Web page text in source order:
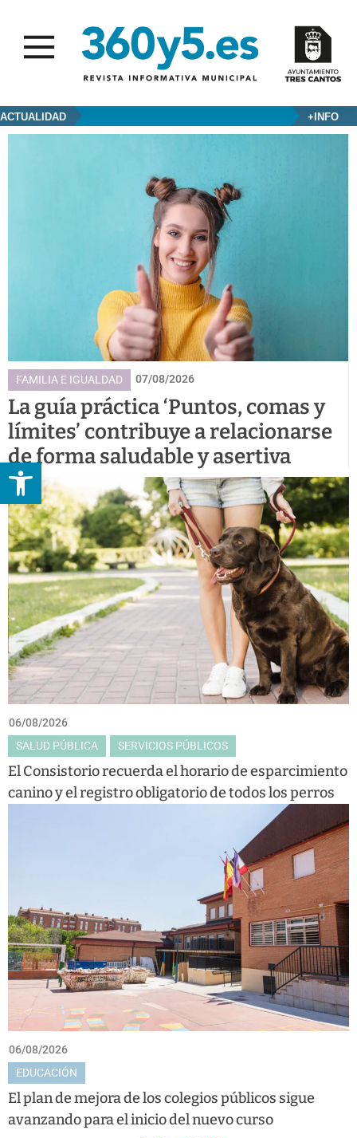
Abrir barra de herramientas
ACTUALIDAD +INFO
FAMILIA E IGUALDAD 07/08/2026
La guía práctica ‘Puntos, comas y
límites’ contribuye a relacionarse
de forma saludable y asertiva
06/08/2026
SALUD PÚBLICA
SERVICIOS PÚBLICOS
El Consistorio recuerda el horario de esparcimiento
canino y el registro obligatorio de todos los perros
06/08/2026
EDUCACIÓN
El plan de mejora de los colegios públicos sigue
avanzando para el inicio del nuevo curso